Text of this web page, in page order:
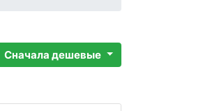
Сначала дешевые